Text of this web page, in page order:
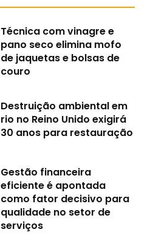
Técnica com vinagre e
pano seco elimina mofo
de jaquetas e bolsas de
couro
Destruição ambiental em
rio no Reino Unido exigirá
30 anos para restauração
Gestão financeira
eficiente é apontada
como fator decisivo para
qualidade no setor de
serviços